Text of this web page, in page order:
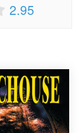
2.95